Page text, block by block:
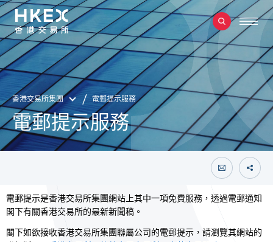
香港交易所集團 電郵提示服務
電郵提示服務
電郵提示是香港交易所集團網站上其中一項免費服務，透過電郵通知
閣下有關香港交易所的最新新聞稿。
閣下如欲接收香港交易所集團聯屬公司的電郵提示，請瀏覽其網站的